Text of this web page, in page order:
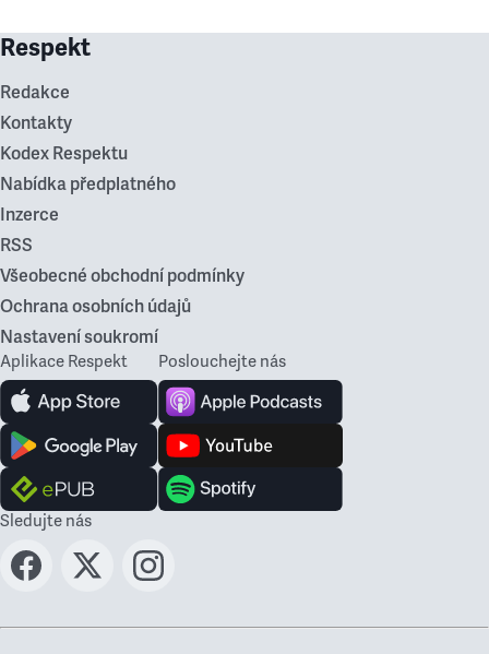
Respekt
Redakce
Kontakty
Kodex Respektu
Nabídka předplatného
Inzerce
RSS
Všeobecné obchodní podmínky
Ochrana osobních údajů
Nastavení soukromí
Aplikace Respekt Poslouchejte nás
Sledujte nás